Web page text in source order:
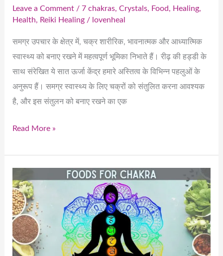
Leave a Comment /7 chakras,Crystals, Food, Healing,
Health, Reiki Healing / lovenheal
समग्र उपचार के क्षेत्र में, चक्र शारीरिक, भावनात्मक और आध्यात्मिक
स्वास्थ्य को बनाए रखने में महत्वपूर्ण भूमिका निभाते हैं। रीढ़ की हड्डी के
साथ संरेखित ये सात ऊर्जा केंद्र हमारे अस्तित्व के विभिन्न पहलुओं के
अनुरूप हैं। समग्र स्वास्थ्य के लिए चक्रों को संतुलित करना आवश्यक
है, और इस संतुलन को बनाए रखने का एक
Read More »
Best
Foods
for
Each
of